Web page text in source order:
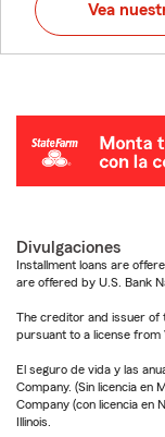
Vea
Divulgaciones
Installment loans are
are offered by U.S. Bank
The creditor and issuer of
pursuant to a license from
El seguro de vida y las
Company. (Sin licencia en
Company (con licencia en
Illinois.